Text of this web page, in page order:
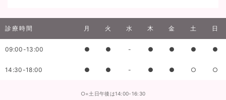
診療時間 月 火 水 木 金 土 日
09:00-13:00 ● ● - ● ● ● ●
14:30-18:00 ● ● - ● ● ○ ○
○=土日午後は14:00-16:30